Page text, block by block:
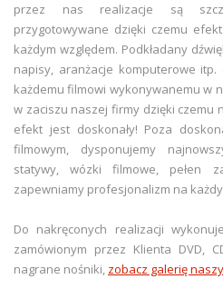
przez nas realizacje są
przygotowywane dzięki czemu
każdym względem. Podkładany
napisy, aranżacje komputerowe
każdemu filmowi wykonywanemu w
w zaciszu naszej firmy dzięki czemu
efekt jest doskonały! Poza
filmowym, dysponujemy
statywy, wózki filmowe, pełen
zapewniamy profesjonalizm na
Do nakręconych realizacji
zamówionym przez Klienta DVD,
nagrane nośniki, zobacz galerię